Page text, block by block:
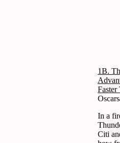
1B.
Faster
In a
Citi